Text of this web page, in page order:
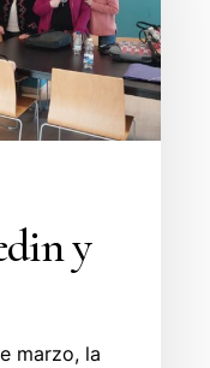
y
marzo, la